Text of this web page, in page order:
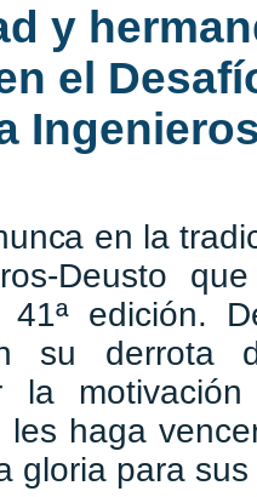
y
el
en la
Deusto
edición.
su derrota
la
les haga
gloria para